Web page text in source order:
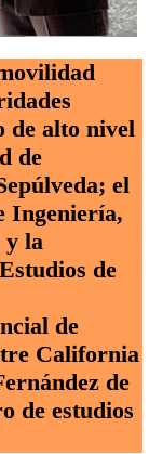
de alto nivel
de
el
Ingeniería,
y la
de
de
California
de
de estudios